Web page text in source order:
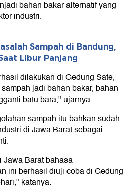
bahan bakar alternatif yang
industri.
Sampah di Bandung,
Libur Panjang
dilakukan di Gedung Sate,
jadi bahan bakar, bahan
batu bara," ujarnya.
sampah itu bahkan sudah
di Jawa Barat sebagai
Barat bahasa
ini berhasil diuji coba di Gedung
katanya.